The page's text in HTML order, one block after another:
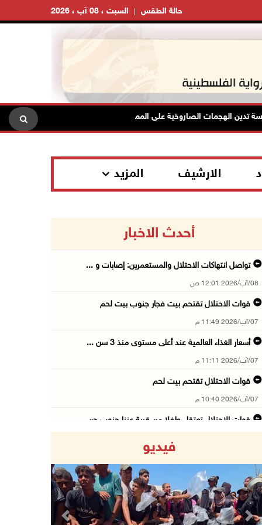
السبت ، 08 آب ، 2026 حالة الطقس
الهجمات الصاروخية على المملكة العربية السعودية والجمهورية اليمنية
الارشيف المزيد
أحدث الاخبار
تواصل انتهاكات الاحتلال والمستعمرين: إصابات و ...
08/آب/2026 12:01 ص
قوات الاحتلال تقتحم بيت فجار جنوب بيت لحم
07/آب/2026 11:49 م
أسعار الغذاء العالمية عند أعلى مستوى منذ 3 سن ...
07/آب/2026 11:11 م
قوات الاحتلال تقتحم بيت لحم
07/آب/2026 10:40 م
قوات الاحتلال تعتقل طفلا من قرية عنزا جنوب جن ...
07/آب/2026 10:15 م
الاحتلال يعيق تنقل المواطنين ويقتحم بلدات شرق ...
07/آب/2026 08:52 م
فيديو
Previous Next